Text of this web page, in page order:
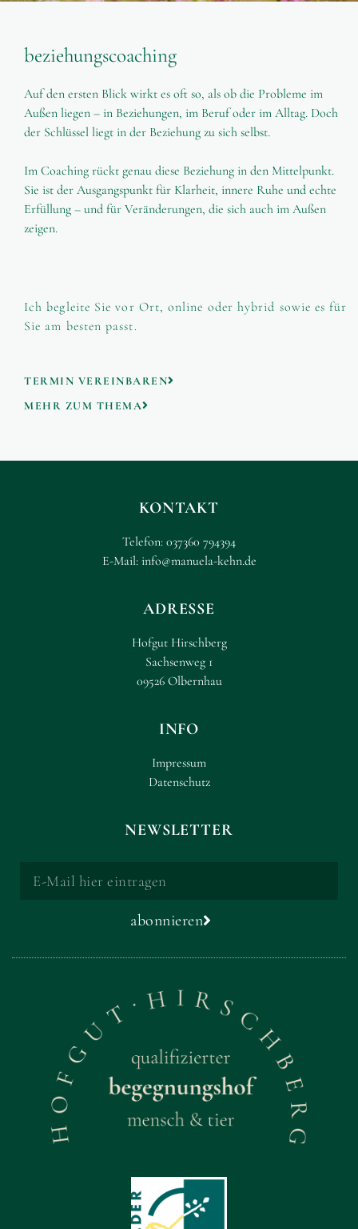
beziehungscoaching
Auf den ersten Blick wirkt es oft so, als ob die Probleme im
Außen liegen – in Beziehungen, im Beruf oder im Alltag. Doch
der Schlüssel liegt in der Beziehung zu sich selbst.
Im Coaching rückt genau diese Beziehung in den Mittelpunkt.
Sie ist der Ausgangspunkt für Klarheit, innere Ruhe und echte
Erfüllung – und für Veränderungen, die sich auch im Außen
zeigen.
Ich begleite Sie vor Ort, online oder hybrid sowie es für
Sie am besten passt.
TERMIN VEREINBAREN
MEHR ZUM THEMA
KONTAKT
Telefon: 037360 794394
E-Mail: info@manuela-kehn.de
ADRESSE
Hofgut Hirschberg
Sachsenweg 1
09526 Olbernhau
INFO
Impressum
Datenschutz
NEWSLETTER
abonnieren